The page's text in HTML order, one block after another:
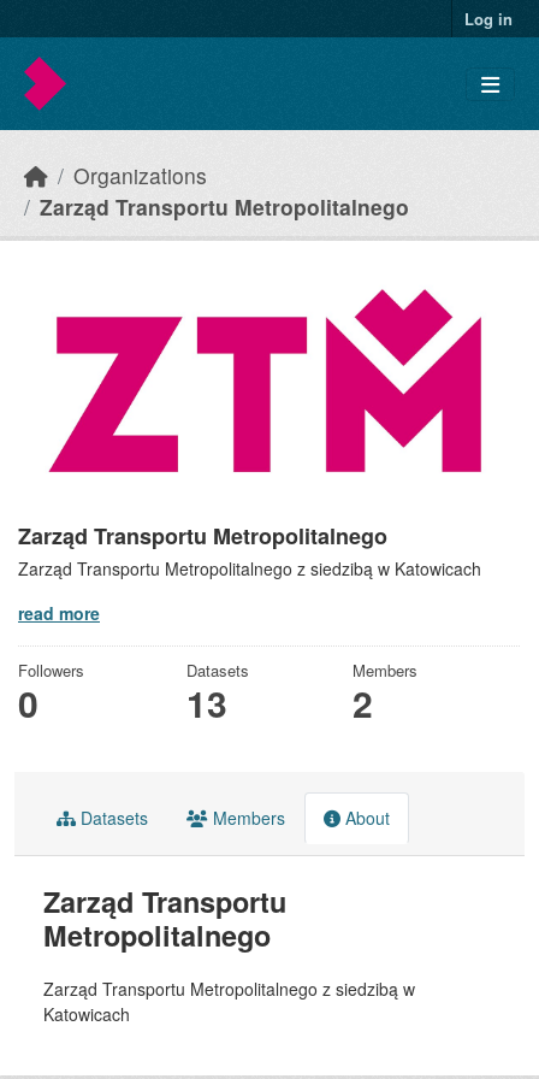
Log in
Organizations
Zarząd Transportu Metropolitalnego
Zarząd Transportu Metropolitalnego
Zarząd Transportu Metropolitalnego z siedzibą w Katowicach
read more
Followers
0
Datasets
13
Members
2
Datasets Members About
Zarząd Transportu
Metropolitalnego
Zarząd Transportu Metropolitalnego z siedzibą w
Katowicach